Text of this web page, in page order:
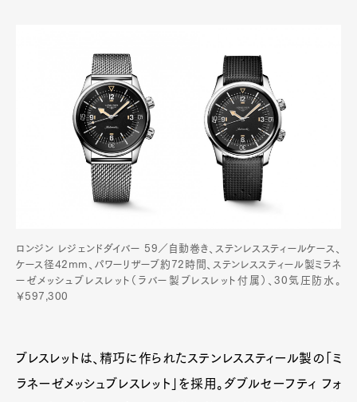
ロンジン レジェンドダイバー 59／自動巻き、ステンレススティールケース、
ケース径42mm、パワーリザーブ約72時間、ステンレススティール製ミラネ
ーゼメッシュブレスレット（ラバー製ブレスレット付属）、30気圧防水。
￥597,300
ブレスレットは、精巧に作られたステンレススティール製の「ミ
ラネーゼメッシュブレスレット」を採用。ダブルセーフティ フォ